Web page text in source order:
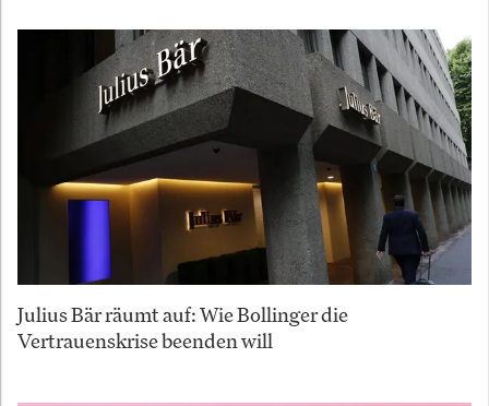
Julius Bär räumt auf: Wie Bollinger die
Vertrauenskrise beenden will